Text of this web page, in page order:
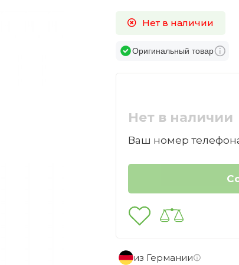
Нет в наличии
Оригинальный товар
Нет в наличии
Ваш номер
из Германии